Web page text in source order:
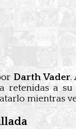
Darth Vader.
retenidas a
mientras